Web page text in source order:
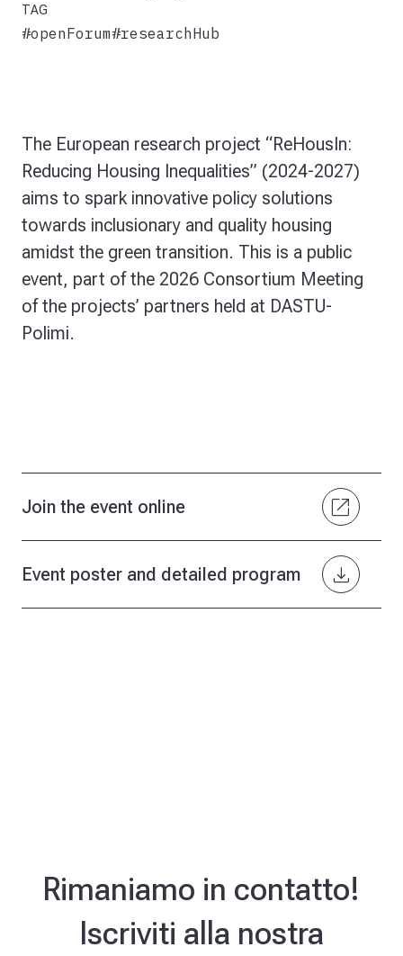
TAG
#openForum#researchHub
Join the event online open_in_new
Event poster and detailed program download
The European research project “ReHousIn:
Reducing Housing Inequalities” (2024-2027)
aims to spark innovative policy solutions
towards inclusionary and quality housing
amidst the green transition. This is a public
event, part of the 2026 Consortium Meeting
of the projects’ partners held at DASTU-
Polimi.
Rimaniamo in contatto!
Iscriviti alla nostra